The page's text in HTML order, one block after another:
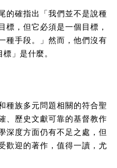
的確指出「我們並不是說種
標，但它必須是一個目標，
種手段。」然而，他們沒有
」是什麼。
種族多元問題相關的符合聖
、歷史文獻可靠的基督教作
深度方面仍有不足之處，但
歡迎的著作，值得一讀，尤